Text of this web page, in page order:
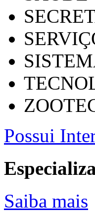
Possui
Saiba mais